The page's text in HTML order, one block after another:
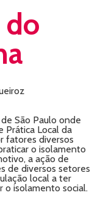
São Paulo onde
Prática Local da
fatores diversos
o isolamento
a ação de
de diversos setores
local a ter
o isolamento social.